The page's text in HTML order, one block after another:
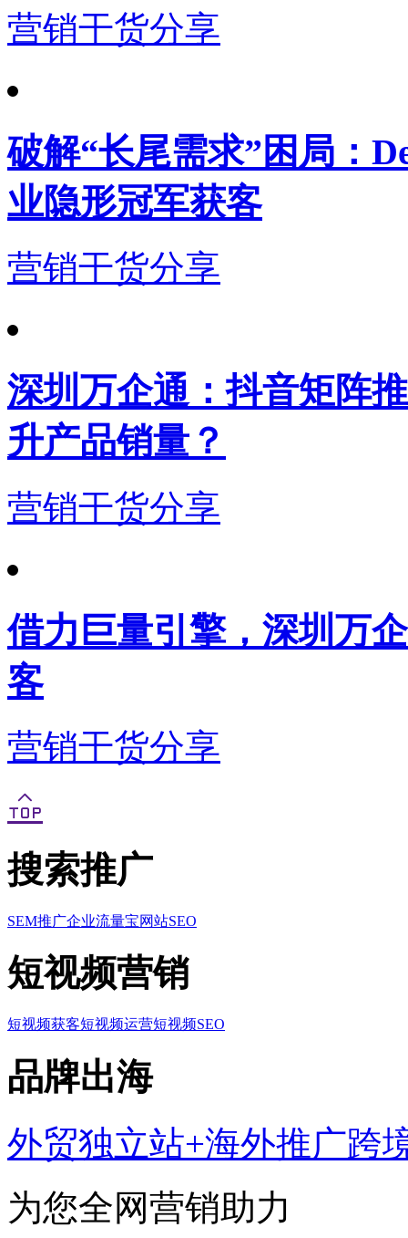
营销干货分享
破解“长尾需求”困局：
业隐形冠军获客
营销干货分享
深圳万企通：抖音矩阵
升产品销量？
营销干货分享
借力巨量引擎，深圳万
客
营销干货分享
搜索推广
SEM推广企业流量宝网站SEO
短视频营销
短视频获客短视频运营短视频SEO
品牌出海
外贸独立站+海外推广跨
为您全网营销助力